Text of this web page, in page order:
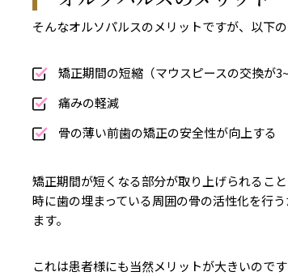
そんなオルソパルスのメリットですが、以下
矯正期間の短縮（マウスピースの交換が
痛みの軽減
骨の薄い前歯の矯正の安全性が向上する
矯正期間が短くなる部分が取り上げられるこ
時に歯の埋まっている周囲の骨の活性化を行
ます。
これは患者様にも当然メリットが大きいので